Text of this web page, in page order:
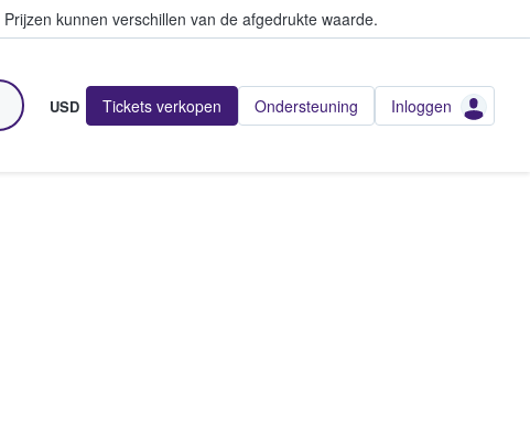
Prijzen kunnen verschillen van de afgedrukte waarde.
USD Tickets verkopen Ondersteuning Inloggen